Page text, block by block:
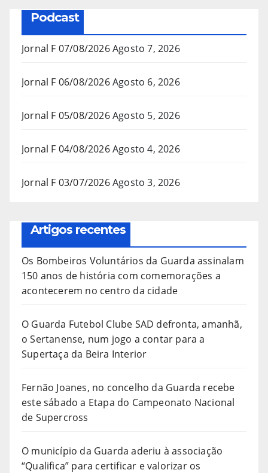
Podcast
Jornal F 07/08/2026Agosto 7, 2026
Jornal F 06/08/2026Agosto 6, 2026
Jornal F 05/08/2026Agosto 5, 2026
Jornal F 04/08/2026Agosto 4, 2026
Jornal F 03/07/2026Agosto 3, 2026
Artigos recentes
Os Bombeiros Voluntários da Guarda assinalam
150 anos de história com comemorações a
acontecerem no centro da cidade
O Guarda Futebol Clube SAD defronta, amanhã,
o Sertanense, num jogo a contar para a
Supertaça da Beira Interior
Fernão Joanes, no concelho da Guarda recebe
este sábado a Etapa do Campeonato Nacional
de Supercross
O município da Guarda aderiu à associação
“Qualifica” para certificar e valorizar os